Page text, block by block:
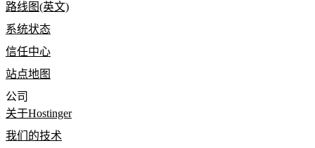
路线图(英文)
系统状态
信任中心
站点地图
公司
关于Hostinger
我们的技术